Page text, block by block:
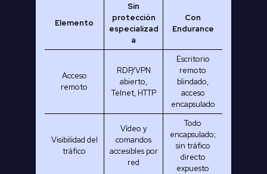
Elemento
Sin
protección
especializad
a
Con
Endurance
Acceso
remoto
RDP/VPN
abierto,
Telnet, HTTP
Escritorio
remoto
blindado,
acceso
encapsulado
Visibilidad del
tráfico
Vídeo y
comandos
accesibles por
red
Todo
encapsulado;
sin tráfico
directo
expuesto